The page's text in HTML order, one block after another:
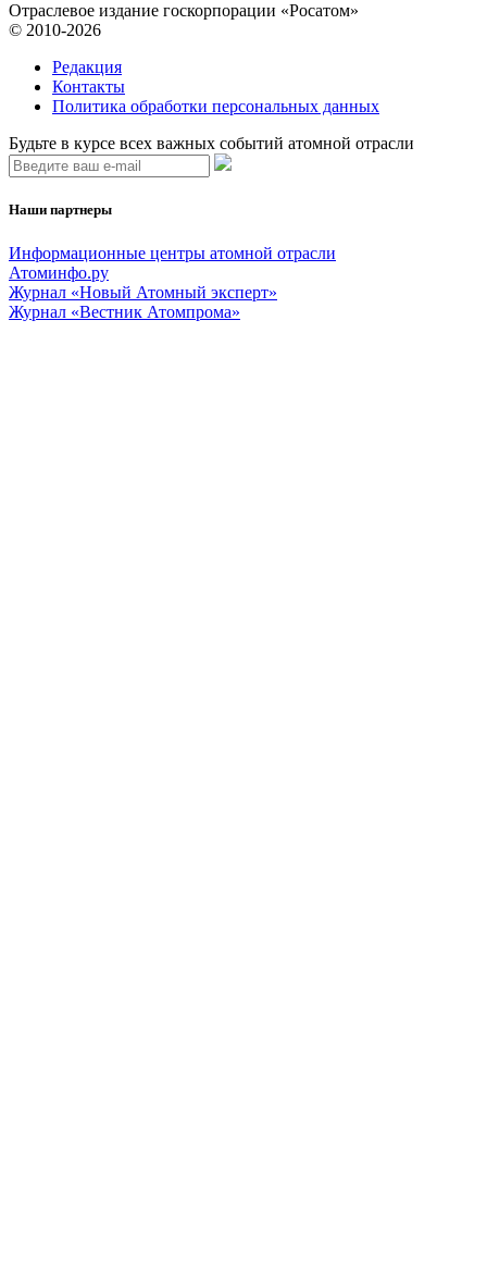
Отраслевое издание госкорпорации «Росатом»
© 2010-2026
Редакция
Контакты
Политика обработки персональных данных
Будьте в курсе всех важных событий атомной отрасли
Наши партнеры
Информационные центры атомной отрасли
Атоминфо.ру
Журнал «Новый Атомный эксперт»
Журнал «Вестник Атомпрома»